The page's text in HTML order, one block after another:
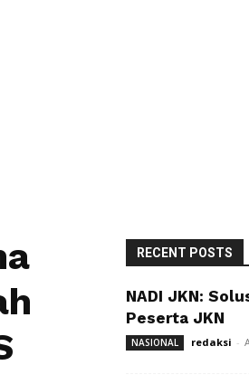
RECENT POSTS
NADI JKN:
Peserta JKN
NASIONAL redaksi -